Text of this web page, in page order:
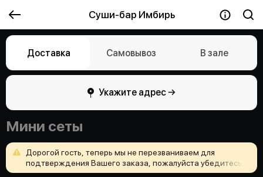
Суши-бар Имбирь
Доставка Самовывоз В зале
Укажите адрес →
Мини сеты
Дорогой гость, теперь мы не перезваниваем для
подтверждения Вашего заказа, пожалуйста убедитесь,
чтоВыверноуказалиадресдоставкииничегонезабыли